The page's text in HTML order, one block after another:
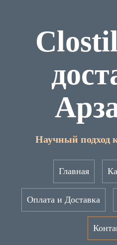
Научный подход
Главная
Оплата и Доставка